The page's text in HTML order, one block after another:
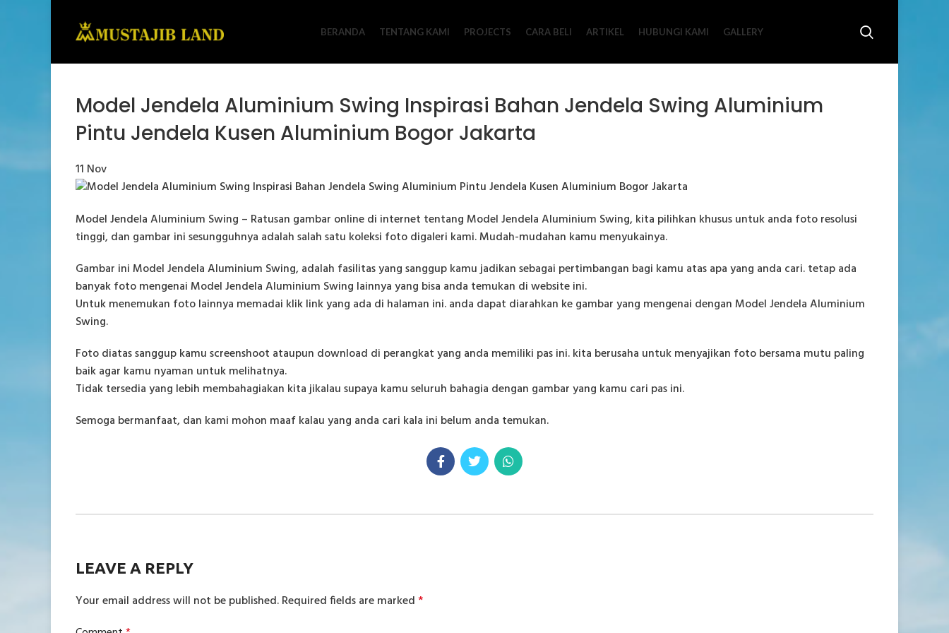
BERANDA TENTANG KAMI PROJECTS CARA BELI ARTIKEL HUBUNGI KAMI GALLERY
Model Jendela Aluminium Swing Inspirasi Bahan Jendela Swing Aluminium
Pintu Jendela Kusen Aluminium Bogor Jakarta
11 Nov
Model Jendela Aluminium Swing – Ratusan gambar online di internet tentang Model Jendela Aluminium Swing, kita pilihkan khusus untuk anda foto resolusi
tinggi, dan gambar ini sesungguhnya adalah salah satu koleksi foto digaleri kami. Mudah-mudahan kamu menyukainya.
Gambar ini Model Jendela Aluminium Swing, adalah fasilitas yang sanggup kamu jadikan sebagai pertimbangan bagi kamu atas apa yang anda cari. tetap ada
banyak foto mengenai Model Jendela Aluminium Swing lainnya yang bisa anda temukan di website ini.
Untuk menemukan foto lainnya memadai klik link yang ada di halaman ini. anda dapat diarahkan ke gambar yang mengenai dengan Model Jendela Aluminium
Swing.
Foto diatas sanggup kamu screenshoot ataupun download di perangkat yang anda memiliki pas ini. kita berusaha untuk menyajikan foto bersama mutu paling
baik agar kamu nyaman untuk melihatnya.
Tidak tersedia yang lebih membahagiakan kita jikalau supaya kamu seluruh bahagia dengan gambar yang kamu cari pas ini.
Semoga bermanfaat, dan kami mohon maaf kalau yang anda cari kala ini belum anda temukan.
LEAVE A REPLY
Your email address will not be published.Required fields are marked*